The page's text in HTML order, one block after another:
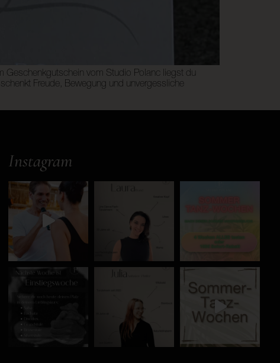
Geschenkgutschein vom Studio Polanc liegst du
Freude, Bewegung und unvergessliche
Instagram